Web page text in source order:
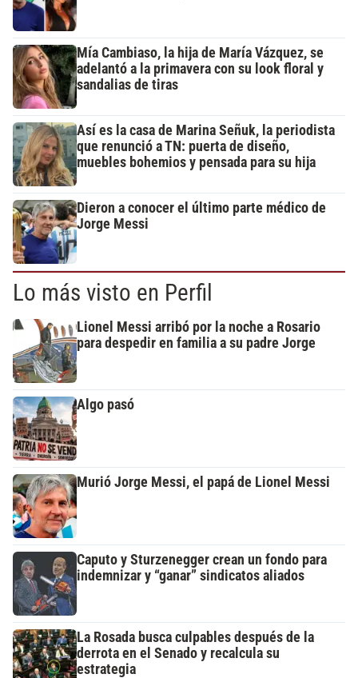
Mía Cambiaso, la hija de María Vázquez, se
adelantó a la primavera con su look floral y
sandalias de tiras
Así es la casa de Marina Señuk, la periodista
que renunció a TN: puerta de diseño,
muebles bohemios y pensada para su hija
Dieron a conocer el último parte médico de
Jorge Messi
Lo más visto en Perfil
Lionel Messi arribó por la noche a Rosario
para despedir en familia a su padre Jorge
Algo pasó
Murió Jorge Messi, el papá de Lionel Messi
Caputo y Sturzenegger crean un fondo para
indemnizar y “ganar” sindicatos aliados
La Rosada busca culpables después de la
derrota en el Senado y recalcula su
estrategia